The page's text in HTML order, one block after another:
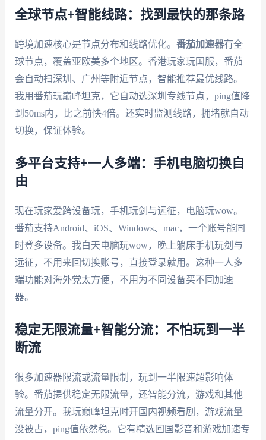
全球节点+智能线路：找到最快的那条路
跨境加速核心是节点分布和线路优化。 番茄加速器有全
球节点，覆盖亚欧美多个地区。香港玩家玩国服，番茄
会自动扫深圳、广州等附近节点，智能推荐最优线路。
我用番茄玩巅峰坦克，它自动选深圳专线节点，ping值降
到50ms内，比之前快4倍。还实时监测线路，拥堵就自动
切换，保证体验。
多平台支持+一人多端：手机电脑切换自
由
现在玩家爱跨设备玩，手机玩剑与远征，电脑玩wow。
番茄支持Android、iOS、Windows、mac，一个账号能同
时登多设备。我白天电脑玩wow，晚上躺床手机玩剑与
远征，不用来回切换账号，直接登录就用。这种一人多
端功能对海外党太方便，不用为不同设备买不同加速
器。
稳定无限流量+智能分流：不怕玩到一半
断流
很多加速器限流或流量限制，玩到一半限速超影响体
验。番茄提供稳定无限流量，还智能分流，游戏和其他
流量分开。我玩巅峰坦克时开国内视频看剧，游戏流量
没被占，ping值依然稳。它有精选回国影音和游戏加速专